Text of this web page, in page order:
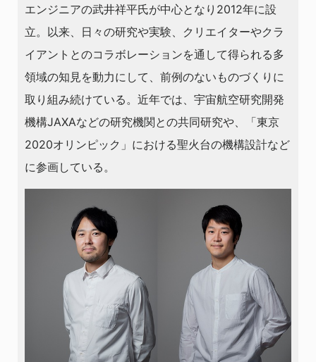
エンジニアの武井祥平氏が中心となり2012年に設
⽴。以来、⽇々の研究や実験、クリエイターやクラ
イアントとのコラボレーションを通して得られる多
領域の知⾒を動⼒にして、前例のないものづくりに
取り組み続けている。近年では、宇宙航空研究開発
機構JAXAなどの研究機関との共同研究や、「東京
2020オリンピック」における聖⽕台の機構設計など
に参画している。